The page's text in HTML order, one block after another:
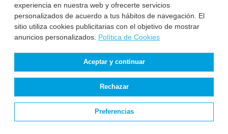
experiencia en nuestra web y ofrecerte servicios
personalizados de acuerdo a tus hábitos de navegación. El
sitio utiliza cookies publicitarias con el objetivo de mostrar
anuncios personalizados. Política de Cookies
Aceptar y continuar
Rechazar
Preferencias